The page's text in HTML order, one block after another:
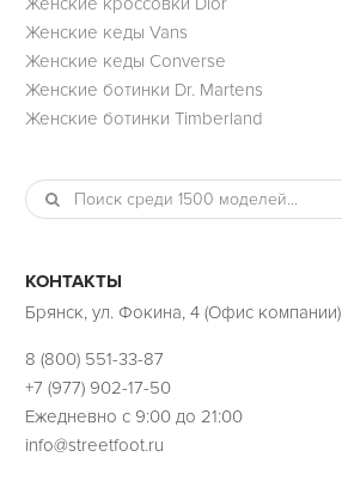
Женские кеды Vans
Женские кеды Converse
Женские ботинки Dr. Martens
Женские ботинки Timberland
КОНТАКТЫ
Брянск, ул. Фокина, 4 (Офис компании)
8 (800) 551-33-87
+7 (977) 902-17-50
Ежедневно с 9:00 до 21:00
info@streetfoot.ru